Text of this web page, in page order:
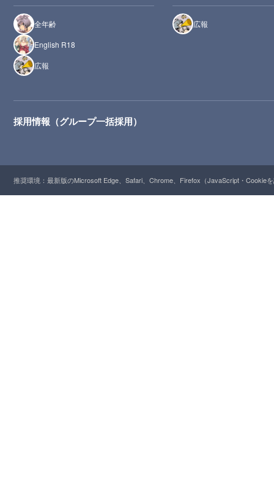
全年齢
English R18
広報
広報
採用情報（グループ一括採用）
推奨環境：最新版のMicrosoft Edge、Safari、Chrome、Firefox（JavaScript・Cookie